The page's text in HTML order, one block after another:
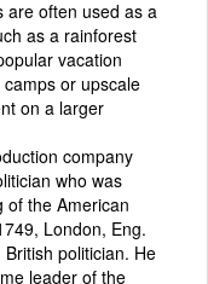
are often used as a
as a rainforest
vacation
or upscale
on a larger
company
who was
of the American
London, Eng.
politician. He
leader of the